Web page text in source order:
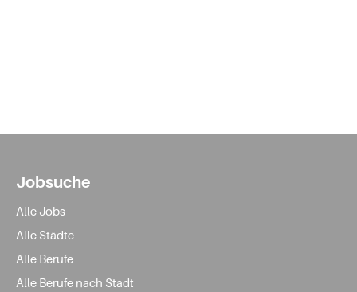
Jobsuche
Alle Jobs
Alle Städte
Alle Berufe
Alle Berufe nach Stadt